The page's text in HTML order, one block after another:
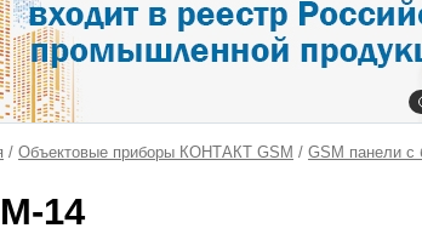
/ Объектовые приборы КОНТАКТ GSM / GSM панели с
14